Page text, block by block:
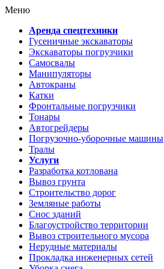
Меню
Аренда спецтехники
Гусеничные экскаваторы
Экскаваторы погрузчики
Самосвалы
Манипуляторы
Автокраны
Катки
Фронтальные погрузчики
Тонары
Автогрейдеры
Погрузочно-уборочные машины
Тралы
Услуги
Разработка котлована
Вывоз грунта
Строительство дорог
Земляные работы
Снос зданий
Благоустройство территории
Вывоз строительного мусора
Нерудные материалы
Прокладка инженерных сетей